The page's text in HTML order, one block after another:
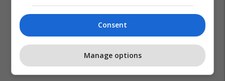
Consent
Manage options